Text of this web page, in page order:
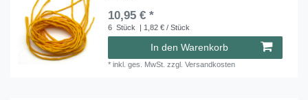
10,95 € *
6 Stück | 1,82 € / Stück
In den Warenkorb
*inkl. ges. MwSt. zzgl.Versandkosten